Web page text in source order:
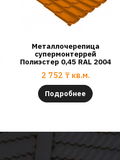
Металлочерепица
супермонтеррей
Полиэстер 0,45 RAL 2004
2 752 ₸ кв.м.
Подробнее